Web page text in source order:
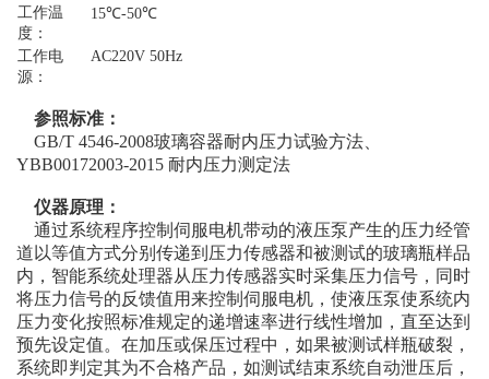
工作温
度：
15℃-50℃
工作电
源：
AC220V 50Hz
参照标准：
GB/T 4546-2008玻璃容器耐内压力试验方法、
YBB00172003-2015 耐内压力测定法
仪器原理：
通过系统程序控制伺服电机带动的液压泵产生的压力经管
道以等值方式分别传递到压力传感器和被测试的玻璃瓶样品
内，智能系统处理器从压力传感器实时采集压力信号，同时
将压力信号的反馈值用来控制伺服电机，使液压泵使系统内
压力变化按照标准规定的递增速率进行线性增加，直至达到
预先设定值。在加压或保压过程中，如果被测试样瓶破裂，
系统即判定其为不合格产品，如测试结束系统自动泄压后，